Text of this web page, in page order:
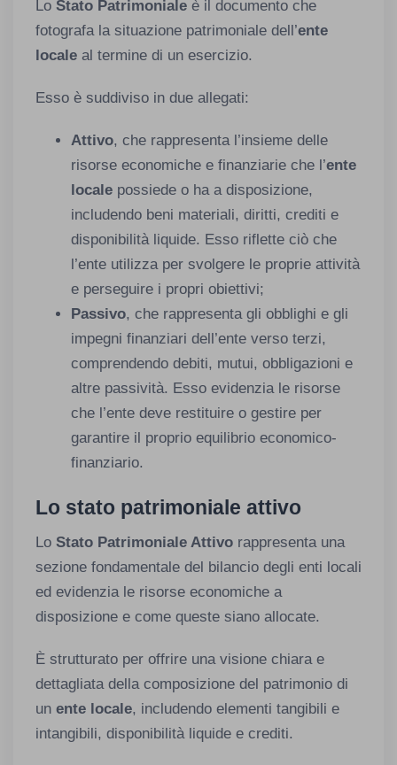
Lo Stato Patrimoniale è il documento che
fotografa la situazione patrimoniale dell’ente
locale al termine di un esercizio.
Esso è suddiviso in due allegati:
Attivo, che rappresenta l’insieme delle
risorse economiche e finanziarie che l’ente
locale possiede o ha a disposizione,
includendo beni materiali, diritti, crediti e
disponibilità liquide. Esso riflette ciò che
l’ente utilizza per svolgere le proprie attività
e perseguire i propri obiettivi;
Passivo, che rappresenta gli obblighi e gli
impegni finanziari dell’ente verso terzi,
comprendendo debiti, mutui, obbligazioni e
altre passività. Esso evidenzia le risorse
che l’ente deve restituire o gestire per
garantire il proprio equilibrio economico-
finanziario.
Lo stato patrimoniale attivo
Lo Stato Patrimoniale Attivo rappresenta una
sezione fondamentale del bilancio degli enti locali
ed evidenzia le risorse economiche a
disposizione e come queste siano allocate.
È strutturato per offrire una visione chiara e
dettagliata della composizione del patrimonio di
un ente locale, includendo elementi tangibili e
intangibili, disponibilità liquide e crediti.